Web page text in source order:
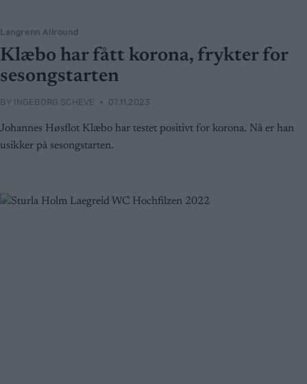
Langrenn Allround
Klæbo har fått korona, frykter for
sesongstarten
BY INGEBORG SCHEVE 07.11.2023
Johannes Høsflot Klæbo har testet positivt for korona. Nå er han
usikker på sesongstarten.